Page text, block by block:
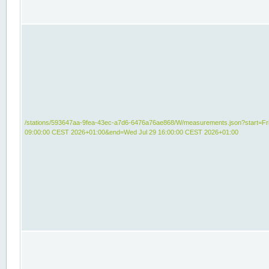
/stations/593647aa-9fea-43ec-a7d6-6476a76ae868/W/
09:00:00 CEST 2026+01:00&end=Wed Jul 29 16:00:00 CEST 2026+01:00